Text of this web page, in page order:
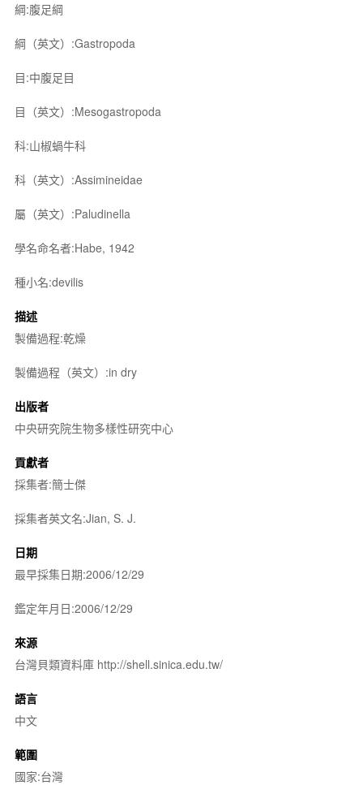
綱:腹足綱
綱（英文）:Gastropoda
目:中腹足目
目（英文）:Mesogastropoda
科:山椒蝸牛科
科（英文）:Assimineidae
屬（英文）:Paludinella
學名命名者:Habe, 1942
種小名:devilis
描述
製備過程:乾燥
製備過程（英文）:in dry
出版者
中央研究院生物多樣性研究中心
貢獻者
採集者:簡士傑
採集者英文名:Jian, S. J.
日期
最早採集日期:2006/12/29
鑑定年月日:2006/12/29
來源
台灣貝類資料庫 http://shell.sinica.edu.tw/
語言
中文
範圍
國家:台灣